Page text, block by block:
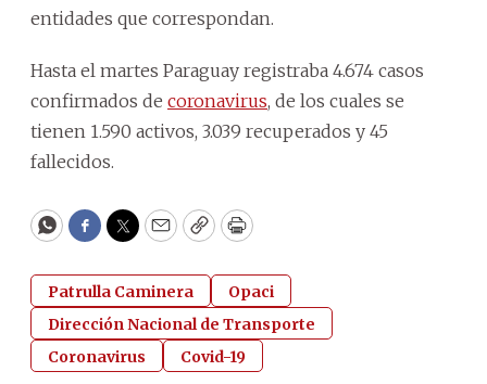
entidades que correspondan.
Hasta el martes Paraguay registraba 4.674 casos
confirmados de coronavirus, de los cuales se
tienen 1.590 activos, 3.039 recuperados y 45
fallecidos.
WhatsApp
Facebook
Twitter
EmailCopyPrint
Patrulla Caminera
Opaci
Dirección Nacional de Transporte
Coronavirus
Covid-19